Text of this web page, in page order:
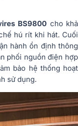
BS9800 cho khả
hú rít khi hát. Cuối
hành ổn định thông
phối nguồn điện hợp
bảo hệ thống hoạt
sử dụng.